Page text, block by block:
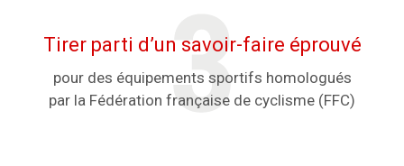
Tirer parti d’un savoir-faire éprouvé
pour des équipements sportifs homologués
par la Fédération française de cyclisme (FFC)